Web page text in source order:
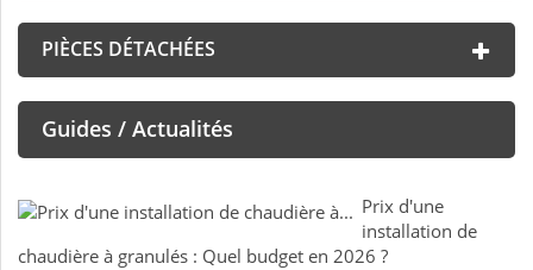
PIÈCES DÉTACHÉES
Guides / Actualités
Prix d'une
installation de
chaudière à granulés : Quel budget en 2026 ?